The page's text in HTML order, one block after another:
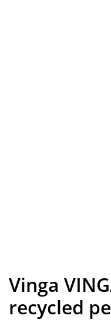
Vinga
recycled